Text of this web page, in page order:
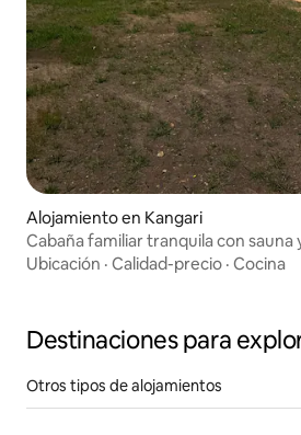
Alojamiento en Kangari
Cabaña familiar tranquila con sauna
Ubicación · Calidad-precio · Cocina
Destinaciones para
Otros tipos de alojamientos